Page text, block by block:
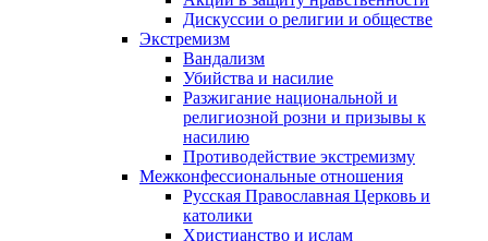
Дискуссии о религии и обществе
Экстремизм
Вандализм
Убийства и насилие
Разжигание национальной и
религиозной розни и призывы к
насилию
Противодействие экстремизму
Межконфессиональные отношения
Русская Православная Церковь и
католики
Христианство и ислам